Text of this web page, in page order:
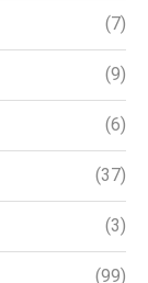
(7)
(9)
(6)
(37)
(3)
(99)